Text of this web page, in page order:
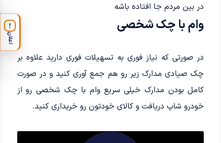
در بین مردم جا افتاده باشه
وام با چک شخصی
در صورتی که نیاز فوری به تسهیلات فوری دارید علاوه بر
چک صیادی مدارک زیر رو هم جمع آوری کنید و در صورت
کامل بودن مدارک خیلی سریع وام با چک شخصی رو از
خودرو شاپ دریافت و کالای خودتون رو خریداری کنید.
!
اعلان